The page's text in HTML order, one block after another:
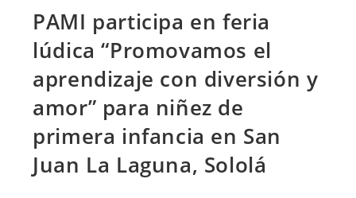
PAMI participa en feria
lúdica “Promovamos el
aprendizaje con diversión y
amor” para niñez de
primera infancia en San
Juan La Laguna, Sololá